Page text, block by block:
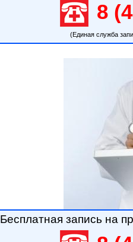
8
(Единая служба
Бесплатная запись на